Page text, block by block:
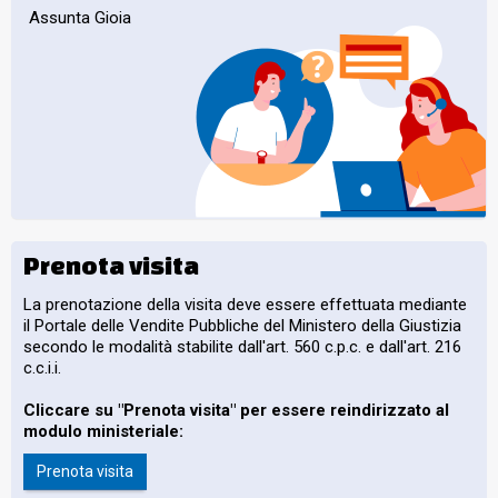
Assunta Gioia
Prenota visita
La prenotazione della visita deve essere effettuata mediante
il Portale delle Vendite Pubbliche del Ministero della Giustizia
secondo le modalità stabilite dall'art. 560 c.p.c. e dall'art. 216
c.c.i.i.
Cliccare su "Prenota visita" per essere reindirizzato al
modulo ministeriale:
Prenota visita